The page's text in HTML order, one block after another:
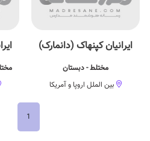
ایرانیان کپنهاک (دانمارک)
مختلط - دبستان
بین الملل اروپا و آمریکا
1